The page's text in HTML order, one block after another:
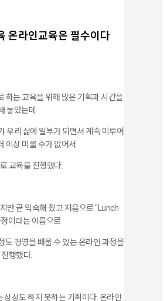
온라인교육은 필수이다
하는 교육을 위해 많은 기획과 시간을
놓았는데
우리 삶에 일부가 되면서 계속 미루어
이상 미룰 수가 없어서
교육을 진행했다.
만 곧 익숙해 졌고 처음으로 "Lunch
이라는 이름으로
도 경영을 배울 수 있는 온라인 과정을
진행했다.
상상도 하지 못하는 기획이다. 온라인